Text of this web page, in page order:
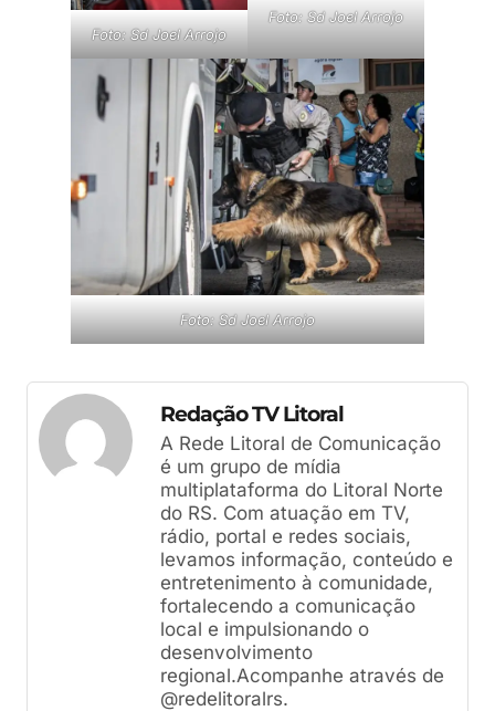
Foto: Sd Joel Arrojo
Foto: Sd Joel Arrojo
Foto: Sd Joel Arrojo
Redação TV Litoral
A Rede Litoral de Comunicação
é um grupo de mídia
multiplataforma do Litoral Norte
do RS. Com atuação em TV,
rádio, portal e redes sociais,
levamos informação, conteúdo e
entretenimento à comunidade,
fortalecendo a comunicação
local e impulsionando o
desenvolvimento
regional.Acompanhe através de
@redelitoralrs.